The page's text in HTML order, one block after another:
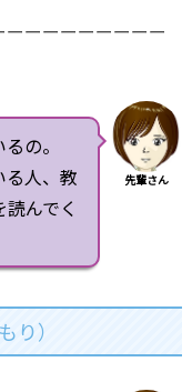
ーーーーーーーー
の。
る人、教
んでく
先輩さん
り）